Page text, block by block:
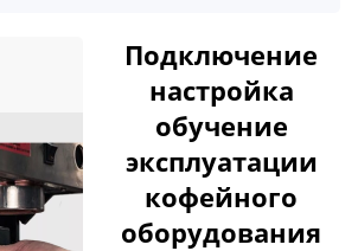
Подключение
настройка
обучение
эксплуатации
кофейного
оборудования